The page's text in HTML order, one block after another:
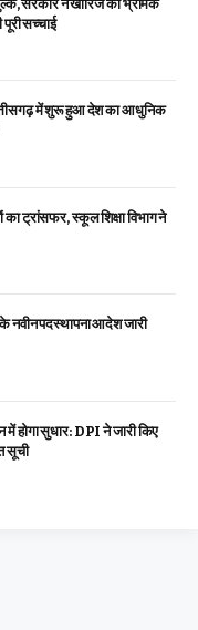
सरकार ने खारिज कीं भ्रामक
सच्चाई
में शुरू हुआ देश का आधुनिक
स्कूल शिक्षा विभाग ने
नवीन पदस्थापना आदेश जारी
में होगा सुधार: DPI ने जारी किए
सूची